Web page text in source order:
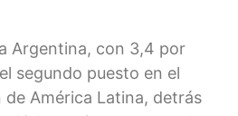
Argentina, con 3,4 por
segundo puesto en el
América Latina, detrás